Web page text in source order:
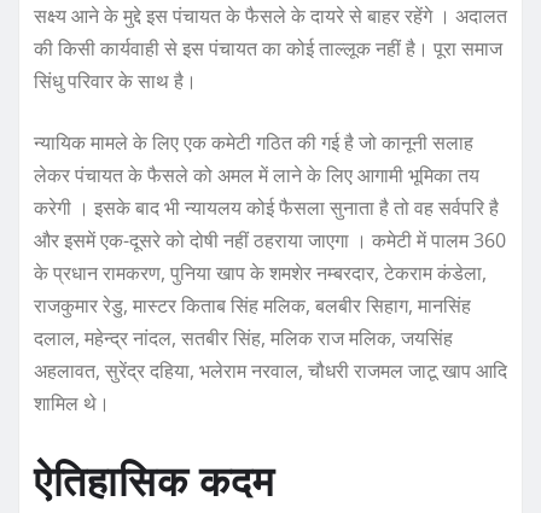
सक्ष्य आने के मुद्दे इस पंचायत के फैसले के दायरे से बाहर रहेंगे । अदालत
की किसी कार्यवाही से इस पंचायत का कोई ताल्लूक नहीं है। पूरा समाज
सिंधु परिवार के साथ है।
न्यायिक मामले के लिए एक कमेटी गठित की गई है जो कानूनी सलाह
लेकर पंचायत के फैसले को अमल में लाने के लिए आगामी भूमिका तय
करेगी । इसके बाद भी न्यायलय कोई फैसला सुनाता है तो वह सर्वपरि है
और इसमें एक-दूसरे को दोषी नहीं ठहराया जाएगा । कमेटी में पालम 360
के प्रधान रामकरण, पुनिया खाप के शमशेर नम्बरदार, टेकराम कंडेला,
राजकुमार रेडु, मास्टर किताब सिंह मलिक, बलबीर सिहाग, मानसिंह
दलाल, महेन्द्र नांदल, सतबीर सिंह, मलिक राज मलिक, जयसिंह
अहलावत, सुरेंद्र दहिया, भलेराम नरवाल, चौधरी राजमल जाटू खाप आदि
शामिल थे।
ऐतिहासिक कदम